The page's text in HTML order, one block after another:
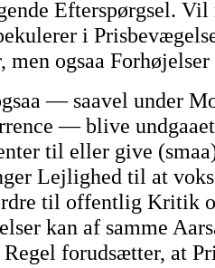
Efterspørgsel. Vil
i
ogsaa Forhøjelser
— saavel under
— blive
til eller give
Lejlighed til at
til offentlig Kritik
kan af samme
forudsætter, at